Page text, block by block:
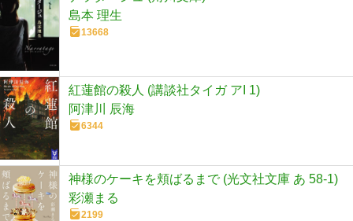
島本 理生
13668
紅蓮館の殺人 (講談社タイガ アI 1)
阿津川 辰海
6344
神様のケーキを頬ばるまで (光文社文庫 あ 58-1)
彩瀬まる
2199